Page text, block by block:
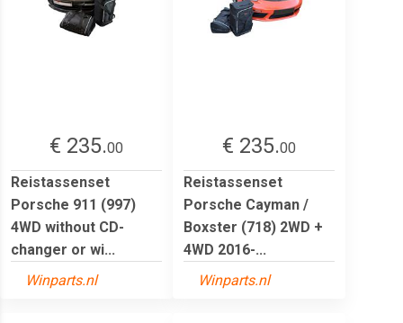
€ 235.00
Reistassenset
Porsche 911 (997)
4WD without CD-
changer or wi...
Winparts.nl
€ 235.00
Reistassenset
Porsche Cayman /
Boxster (718) 2WD +
4WD 2016-...
Winparts.nl